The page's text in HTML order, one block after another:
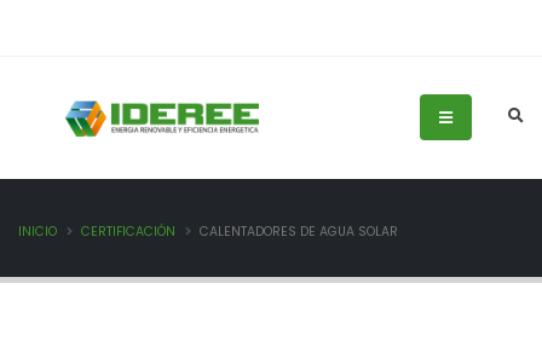
INICIO CERTIFICACIÓN CALENTADORES DE AGUA SOLAR